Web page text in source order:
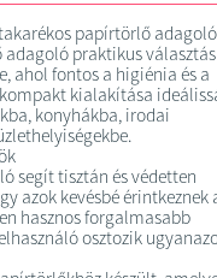
papírtörlő adagoló
adagoló praktikus választás
ahol fontos a higiénia és a
kialakítása
konyhákba, irodai
segít tisztán és védetten
azok kevésbé érintkeznek
hasznos forgalmasabb
osztozik